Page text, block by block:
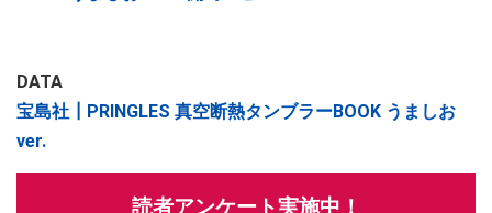
DATA
宝島社┃PRINGLES 真空断熱タンブラーBOOK うましお
ver.
読者アンケート実施中！